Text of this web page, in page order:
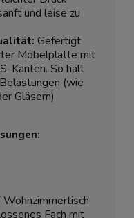
und leise zu
Gefertigt
Möbelplatte mit
Kanten. So hält
(wie
Gläsern)
Wohnzimmertisch
Fach mit